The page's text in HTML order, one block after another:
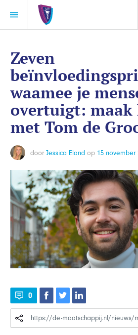
Zeven
waamee je
overtuigt: maak
met Tom de
door Jessica Eland op 15 november
0